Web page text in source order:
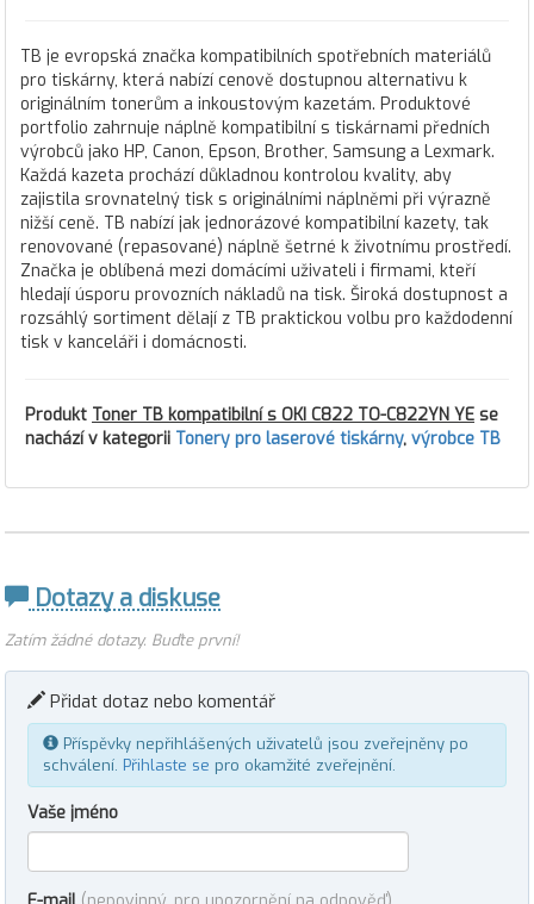
TB je evropská značka kompatibilních spotřebních materiálů
pro tiskárny, která nabízí cenově dostupnou alternativu k
originálním tonerům a inkoustovým kazetám. Produktové
portfolio zahrnuje náplně kompatibilní s tiskárnami předních
výrobců jako HP, Canon, Epson, Brother, Samsung a Lexmark.
Každá kazeta prochází důkladnou kontrolou kvality, aby
zajistila srovnatelný tisk s originálními náplněmi při výrazně
nižší ceně. TB nabízí jak jednorázové kompatibilní kazety, tak
renovované (repasované) náplně šetrné k životnímu prostředí.
Značka je oblíbená mezi domácími uživateli i firmami, kteří
hledají úsporu provozních nákladů na tisk. Široká dostupnost a
rozsáhlý sortiment dělají z TB praktickou volbu pro každodenní
tisk v kanceláři i domácnosti.
Produkt Toner TB kompatibilní s OKI C822 TO-C822YN YE se
nachází v kategorii Tonery pro laserové tiskárny, výrobce TB
Dotazy a diskuse
Zatím žádné dotazy. Buďte první!
Přidat dotaz nebo komentář
Příspěvky nepřihlášených uživatelů jsou zveřejněny po
schválení. Přihlaste se pro okamžité zveřejnění.
Vaše jméno